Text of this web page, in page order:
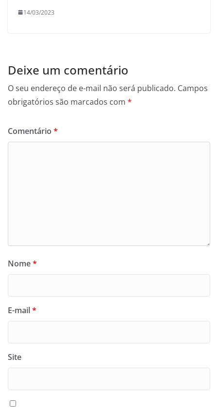
14/03/2023
Deixe um comentário
O seu endereço de e-mail não será publicado. Campos
obrigatórios são marcados com *
Comentário *
Nome*
E-mail*
Site